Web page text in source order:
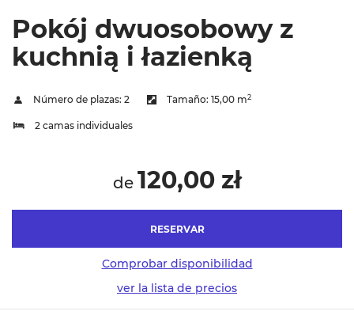
Pokój dwuosobowy z
kuchnią i łazienką
Número de plazas: 2 Tamaño: 15,00 m2
2 camas individuales
de 120,00 zł
RESERVAR
Comprobar disponibilidad
ver la lista de precios